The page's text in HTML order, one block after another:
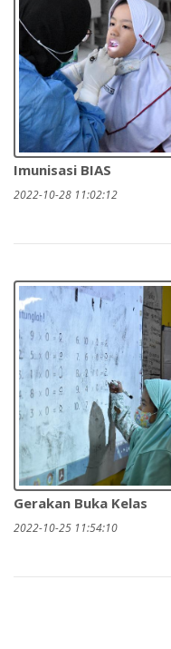
Imunisasi BIAS
2022-10-28 11:02:12
Gerakan Buka Kelas
2022-10-25 11:54:10